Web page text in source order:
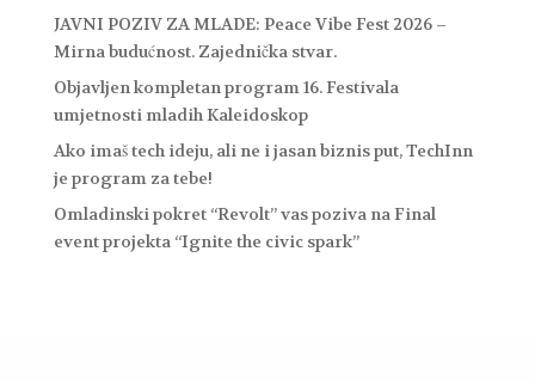
JAVNI POZIV ZA MLADE: Peace Vibe Fest 2026 –
Mirna budućnost. Zajednička stvar.
Objavljen kompletan program 16. Festivala
umjetnosti mladih Kaleidoskop
Ako imaš tech ideju, ali ne i jasan biznis put, TechInn
je program za tebe!
Omladinski pokret “Revolt” vas poziva na Final
event projekta “Ignite the civic spark”